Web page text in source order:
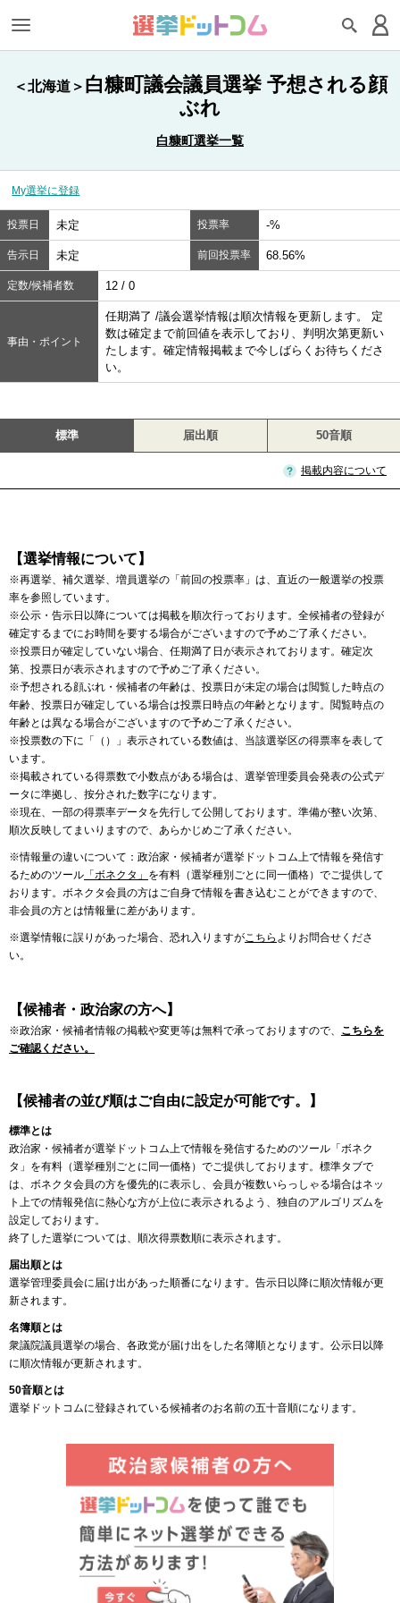
＜北海道＞ 白糠町議会議員選挙 予想される顔
ぶれ
白糠町選挙一覧
My選挙に登録
投票日 未定 投票率 -%
告示日 未定 前回投票率 68.56%
定数/候補者数 12 / 0
事由・ポイント
任期満了 /議会選挙情報は順次情報を更新します。 定
数は確定まで前回値を表示しており、判明次第更新い
たします。確定情報掲載まで今しばらくお待ちくださ
い。
標準 届出順 50音順
掲載内容について
【選挙情報について】
※再選挙、補欠選挙、増員選挙の「前回の投票率」は、直近の一般選挙の投票
率を参照しています。
※公示・告示日以降については掲載を順次行っております。全候補者の登録が
確定するまでにお時間を要する場合がございますので予めご了承ください。
※投票日が確定していない場合、任期満了日が表示されております。確定次
第、投票日が表示されますので予めご了承ください。
※予想される顔ぶれ・候補者の年齢は、投票日が未定の場合は閲覧した時点の
年齢、投票日が確定している場合は投票日時点の年齢となります。閲覧時点の
年齢とは異なる場合がございますので予めご了承ください。
※投票数の下に「（）」表示されている数値は、当該選挙区の得票率を表して
います。
※掲載されている得票数で小数点がある場合は、選挙管理委員会発表の公式デ
ータに準拠し、按分された数字になります。
※現在、一部の得票率データを先行して公開しております。準備が整い次第、
順次反映してまいりますので、あらかじめご了承ください。
※情報量の違いについて：政治家・候補者が選挙ドットコム上で情報を発信す
るためのツール 「ボネクタ」 を有料（選挙種別ごとに同一価格）でご提供して
おります。ボネクタ会員の方はご自身で情報を書き込むことができますので、
非会員の方とは情報量に差があります。
※選挙情報に誤りがあった場合、恐れ入りますがこちら よりお問合せくださ
い。
【候補者・政治家の方へ】
※政治家・候補者情報の掲載や変更等は無料で承っておりますので、 こちらを
ご確認ください。
【候補者の並び順はご自由に設定が可能です。】
標準とは
政治家・候補者が選挙ドットコム上で情報を発信するためのツール「ボネク
タ」を有料（選挙種別ごとに同一価格）でご提供しております。標準タブで
は、ボネクタ会員の方を優先的に表示し、会員が複数いらっしゃる場合はネッ
ト上での情報発信に熱心な方が上位に表示されるよう、独自のアルゴリズムを
設定しております。
終了した選挙については、順次得票数順に表示されます。
届出順とは
選挙管理委員会に届け出があった順番になります。告示日以降に順次情報が更
新されます。
名簿順とは
衆議院議員選挙の場合、各政党が届け出をした名簿順となります。公示日以降
に順次情報が更新されます。
50音順とは
選挙ドットコムに登録されている候補者のお名前の五十音順になります。